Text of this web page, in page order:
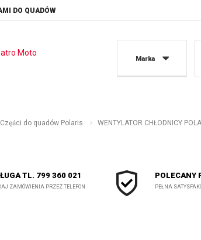
DO QUADÓW
Marka
Części do quadów Polaris WENTYLATOR CHŁODNICY
TL. 799 360 021
ZAMÓWIENIA PRZEZ TELEFON
POLECANY
PEŁNA